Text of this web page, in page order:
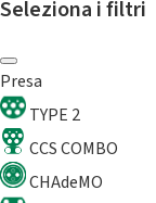
Seleziona i filtri
Presa
TYPE 2
CCS COMBO
CHAdeMO